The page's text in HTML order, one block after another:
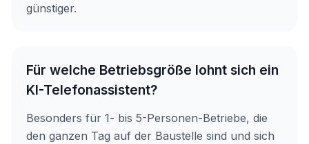
günstiger.
Für welche Betriebsgröße lohnt sich ein
KI-Telefonassistent?
Besonders für 1- bis 5-Personen-Betriebe, die
den ganzen Tag auf der Baustelle sind und sich